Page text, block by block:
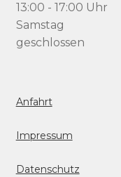
13:00 - 17:00 Uhr
Samstag
geschlossen
Anfahrt
Impressum
Datenschutz